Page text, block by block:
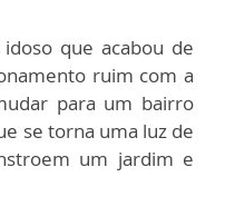
que acabou de
ruim com a
para um bairro
se torna uma luz de
um jardim e